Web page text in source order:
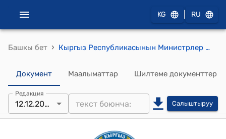
KG RU
Башкы бет › Кыргыз Республикасынын Министрлер Кабинетинин 2023-жылдын 12-декабрындагы № 778-т (Аба ырайын болжолдоо жана метеорология боюнча кызмат көрсөтүүлөр сектору боюнча административдик кызматташуу жөнүндө макулдашуунун расмий тилдеги долбооруна макулдук берүү тууралуу) тескемеси
Документ Маалыматтар Шилтеме документтер
Редакция
12.12.2023 Салыштыруу